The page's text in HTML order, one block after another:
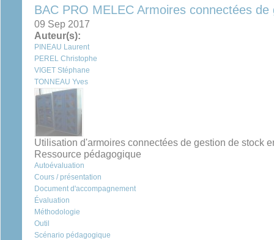
BAC PRO MELEC Armoires connectées
09 Sep 2017
Auteur(s):
PINEAU Laurent
PEREL Christophe
VIGET Stéphane
TONNEAU Yves
Utilisation d'armoires connectées de gestion de stock
Ressource pédagogique
Autoévaluation
Cours / présentation
Document d'accompagnement
Évaluation
Méthodologie
Outil
Scénario pédagogique